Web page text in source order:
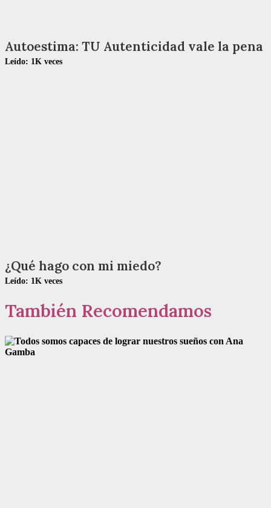
Autoestima: TU Autenticidad vale la pena
Leído: 1K veces
¿Qué hago con mi miedo?
Leído: 1K veces
También Recomendamos